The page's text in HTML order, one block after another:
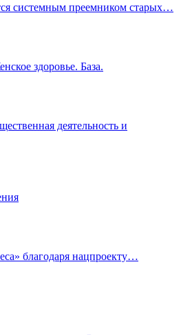
системным преемником старых…
здоровье. База.
деятельность и
благодаря нацпроекту…